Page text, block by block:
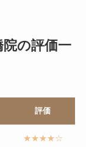
の評価一
評価
★★★★☆